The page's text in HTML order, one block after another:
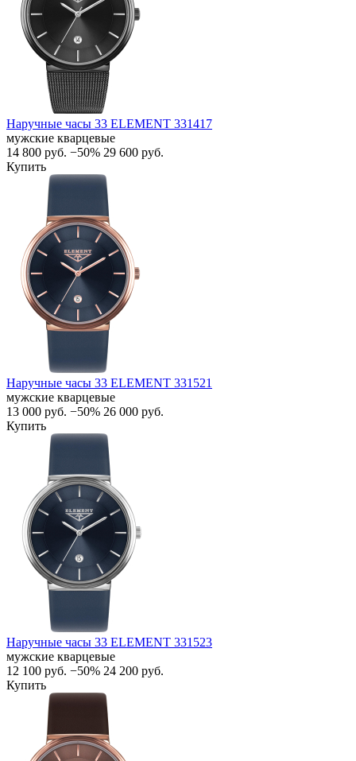
Наручные часы 33 ELEMENT 331417
мужские кварцевые
14 800 руб. −50% 29 600 руб.
Купить
Наручные часы 33 ELEMENT 331521
мужские кварцевые
13 000 руб. −50% 26 000 руб.
Купить
Наручные часы 33 ELEMENT 331523
мужские кварцевые
12 100 руб. −50% 24 200 руб.
Купить